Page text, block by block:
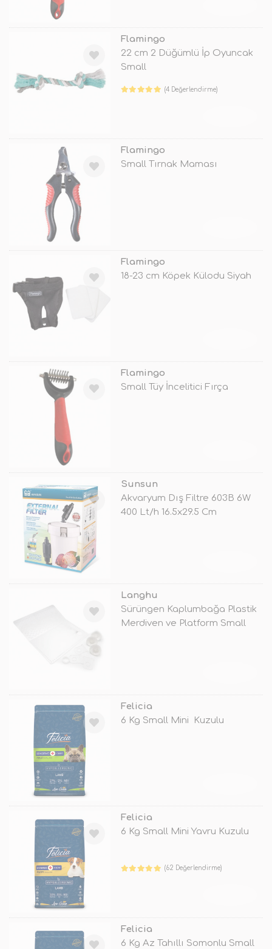
Flamingo
22 cm 2 Düğümlü İp Oyuncak
Small
(4 Değerlendirme)
Flamingo
Small Tırnak Maması
Flamingo
18-23 cm Köpek Külodu Siyah
Flamingo
Small Tüy İncelitici Fırça
Sunsun
Akvaryum Dış Filtre 603B 6W
400 Lt/h 16.5x29.5 Cm
Langhu
Sürüngen Kaplumbağa Plastik
Merdiven ve Platform Small
Felicia
6 Kg Small Mini Kuzulu
Felicia
6 Kg Small Mini Yavru Kuzulu
(62 Değerlendirme)
Felicia
6 Kg Az Tahıllı Somonlu Small